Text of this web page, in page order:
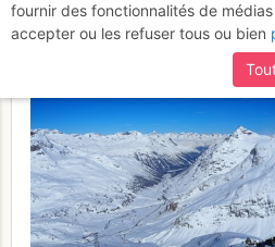
fournir des fonctionnalités de
accepter ou les refuser tous ou bien